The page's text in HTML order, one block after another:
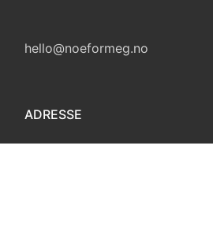
hello@noeformeg.no
ADRESSE